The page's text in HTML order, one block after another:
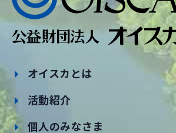
オイスカとは
活動紹介
個人のみなさま